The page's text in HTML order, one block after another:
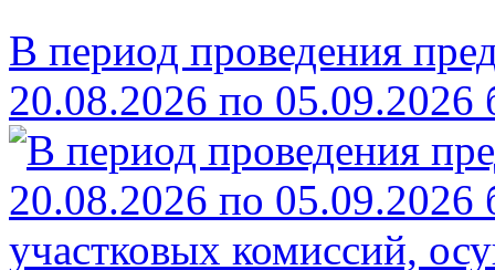
В период проведения
20.08.2026 по 05.09.2026